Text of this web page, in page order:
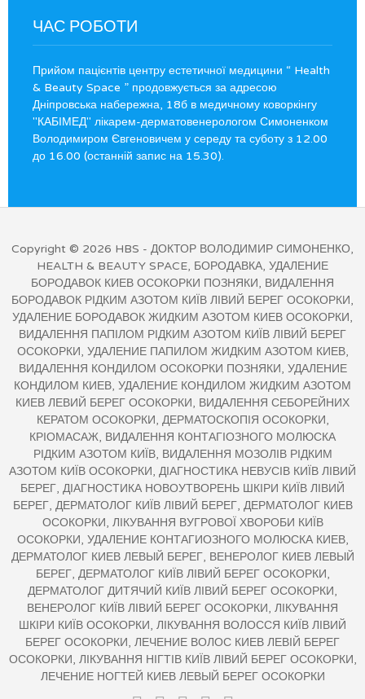
ЧАС РОБОТИ
Прийом пацієнтів центру естетичної медицини “ Health
& Beauty Space ” продовжується за адресою
Дніпровська набережна, 18б в медичному коворкінгу
"КАБІМЕД" лікарем-дерматовенерологом Симоненком
Володимиром Євгеновичем у середу та суботу з 12.00
до 16.00 (останній запис на 15.30).
Copyright © 2026 HBS - ДОКТОР ВОЛОДИМИР СИМОНЕНКО,
HEALTH & BEAUTY SPACE, БОРОДАВКА, УДАЛЕНИЕ
БОРОДАВОК КИЕВ ОСОКОРКИ ПОЗНЯКИ, ВИДАЛЕННЯ
БОРОДАВОК РІДКИМ АЗОТОМ КИЇВ ЛІВИЙ БЕРЕГ ОСОКОРКИ,
УДАЛЕНИЕ БОРОДАВОК ЖИДКИМ АЗОТОМ КИЕВ ОСОКОРКИ,
ВИДАЛЕННЯ ПАПІЛОМ РІДКИМ АЗОТОМ КИЇВ ЛІВИЙ БЕРЕГ
ОСОКОРКИ, УДАЛЕНИЕ ПАПИЛОМ ЖИДКИМ АЗОТОМ КИЕВ,
ВИДАЛЕННЯ КОНДИЛОМ ОСОКОРКИ ПОЗНЯКИ, УДАЛЕНИЕ
КОНДИЛОМ КИЕВ, УДАЛЕНИЕ КОНДИЛОМ ЖИДКИМ АЗОТОМ
КИЕВ ЛЕВИЙ БЕРЕГ ОСОКОРКИ, ВИДАЛЕННЯ СЕБОРЕЙНИХ
КЕРАТОМ ОСОКОРКИ, ДЕРМАТОСКОПІЯ ОСОКОРКИ,
КРІОМАСАЖ, ВИДАЛЕННЯ КОНТАГІОЗНОГО МОЛЮСКА
РІДКИМ АЗОТОМ КИЇВ, ВИДАЛЕННЯ МОЗОЛІВ РІДКИМ
АЗОТОМ КИЇВ ОСОКОРКИ, ДІАГНОСТИКА НЕВУСІВ КИЇВ ЛІВИЙ
БЕРЕГ, ДІАГНОСТИКА НОВОУТВОРЕНЬ ШКІРИ КИЇВ ЛІВИЙ
БЕРЕГ, ДЕРМАТОЛОГ КИЇВ ЛІВИЙ БЕРЕГ, ДЕРМАТОЛОГ КИЕВ
ОСОКОРКИ, ЛІКУВАННЯ ВУГРОВОЇ ХВОРОБИ КИЇВ
ОСОКОРКИ, УДАЛЕНИЕ КОНТАГИОЗНОГО МОЛЮСКА КИЕВ,
ДЕРМАТОЛОГ КИЕВ ЛЕВЫЙ БЕРЕГ, ВЕНЕРОЛОГ КИЕВ ЛЕВЫЙ
БЕРЕГ, ДЕРМАТОЛОГ КИЇВ ЛІВИЙ БЕРЕГ ОСОКОРКИ,
ДЕРМАТОЛОГ ДИТЯЧИЙ КИЇВ ЛІВИЙ БЕРЕГ ОСОКОРКИ,
ВЕНЕРОЛОГ КИЇВ ЛІВИЙ БЕРЕГ ОСОКОРКИ, ЛІКУВАННЯ
ШКІРИ КИЇВ ОСОКОРКИ, ЛІКУВАННЯ ВОЛОССЯ КИЇВ ЛІВИЙ
БЕРЕГ ОСОКОРКИ, ЛЕЧЕНИЕ ВОЛОС КИЕВ ЛЕВІЙ БЕРЕГ
ОСОКОРКИ, ЛІКУВАННЯ НІГТІВ КИЇВ ЛІВИЙ БЕРЕГ ОСОКОРКИ,
ЛЕЧЕНИЕ НОГТЕЙ КИЕВ ЛЕВЫЙ БЕРЕГ ОСОКОРКИ